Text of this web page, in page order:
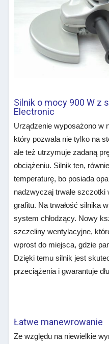
Silnik o mocy 900 W z
Electronic
Urządzenie wyposażono w
który pozwala nie tylko na
ale też utrzymuje zadaną
obciążeniu. Silnik ten,
temperaturę, bo posiada
nadzwyczaj trwałe
grafitu. Na trwałość silnika
system chłodzący. Nowy
szczeliny wentylacyjne,
wprost do miejsca, gdzie
Dzięki temu silnik jest
przeciążenia i gwarantuje
Łatwe manewrowanie
Ze względu na niewielkie